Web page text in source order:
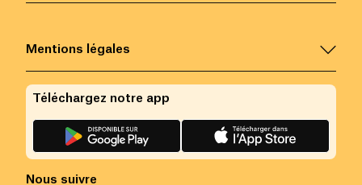
Mentions légales
Nous suivre
Téléchargez notre app